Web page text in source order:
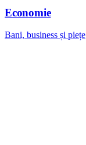
Economie
Bani, business și piețe